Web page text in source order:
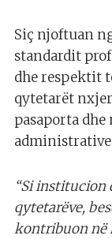
Siç njoftuan
standardit
dhe respektit
qytetarët
pasaporta
“Si institucion
qytetarëve,
kontribuon në